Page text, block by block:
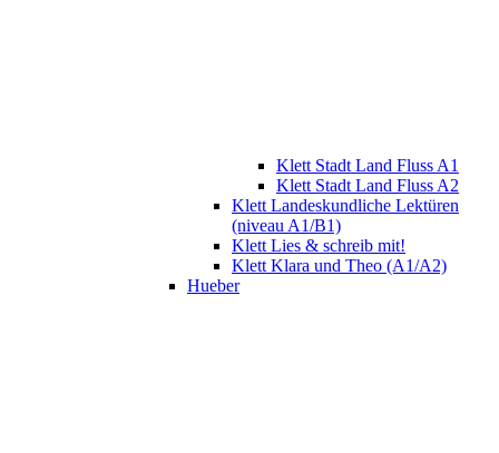
Klett Stadt Land Fluss A1
Klett Stadt Land Fluss A2
Klett Landeskundliche Lektüren
(niveau A1/B1)
Klett Lies & schreib mit!
Klett Klara und Theo (A1/A2)
Hueber